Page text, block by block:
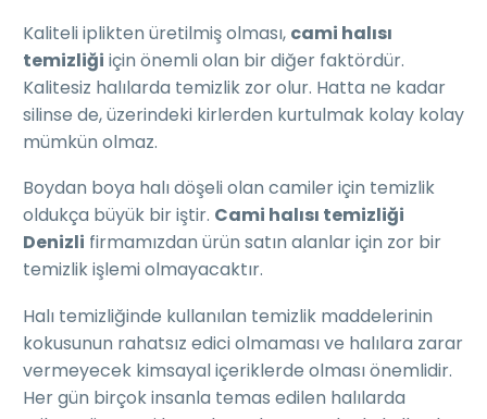
Kaliteli iplikten üretilmiş olması, cami halısı
temizliği için önemli olan bir diğer faktördür.
Kalitesiz halılarda temizlik zor olur. Hatta ne kadar
silinse de, üzerindeki kirlerden kurtulmak kolay kolay
mümkün olmaz.
Boydan boya halı döşeli olan camiler için temizlik
oldukça büyük bir iştir. Cami halısı temizliği
Denizli firmamızdan ürün satın alanlar için zor bir
temizlik işlemi olmayacaktır.
Halı temizliğinde kullanılan temizlik maddelerinin
kokusunun rahatsız edici olmaması ve halılara zarar
vermeyecek kimsayal içeriklerde olması önemlidir.
Her gün birçok insanla temas edilen halılarda